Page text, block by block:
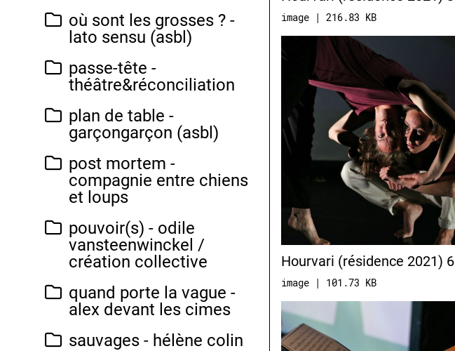
où sont les grosses ? -
lato sensu (asbl)
passe-tête -
théâtre&réconciliation
plan de table -
garçongarçon (asbl)
post mortem -
compagnie entre chiens
et loups
pouvoir(s) - odile
vansteenwinckel /
création collective
quand porte la vague -
alex devant les cimes
sauvages - hélène colin
image | 216.83 KB
Hourvari (résidence 2021) 6
image | 101.73 KB